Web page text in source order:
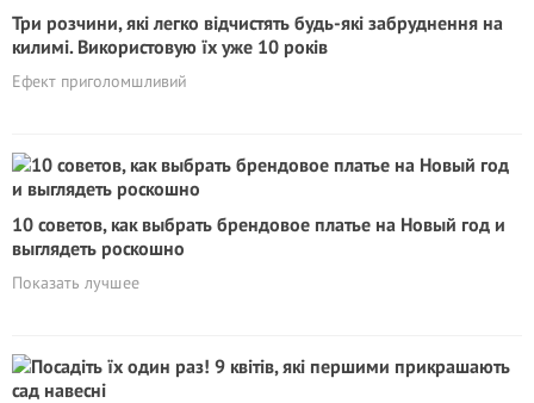
Три розчини, які легко відчистять будь-які забруднення на
килимі. Використовую їх уже 10 років
Ефект приголомшливий
10 советов, как выбрать брендовое платье на Новый год и
выглядеть роскошно
Показать лучшее